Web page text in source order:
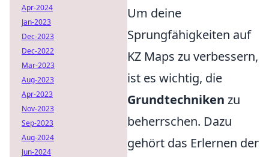
Um deine
Sprungfähigkeiten auf
KZ Maps zu verbessern,
ist es wichtig, die
Grundtechniken zu
beherrschen. Dazu
gehört das Erlernen der
Apr-2024
Jan-2023
Dec-2023
Dec-2022
Mar-2023
Aug-2023
Apr-2023
Nov-2023
Sep-2023
Aug-2024
Jun-2024